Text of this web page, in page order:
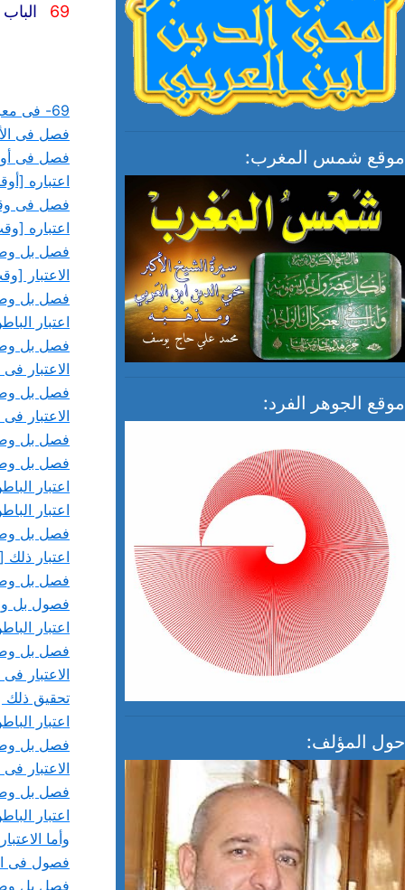
موقع شمس المغرب:
موقع الجوهر الفرد:
حول المؤلف:
69
69- فى معرفة أسرار الصلاة وعمومه
فصل فى
فصل فى
اعتباره
فصل فى
اعتباره
فصل بل
الاعتبار
فصل بل
اعتبار
فصل بل
الاعتبار
فصل بل
الاعتبار
فصل بل
فصل بل
اعتبار
اعتبار
فصل بل
اعتبار ذلك
فصل بل
فصول بل
اعتبار
فصل بل
الاعتبار
تحقيق ذلك
اعتبار
فصل بل
الاعتبار
فصل بل
اعتبار
وأما
فصول فى
فصل بل